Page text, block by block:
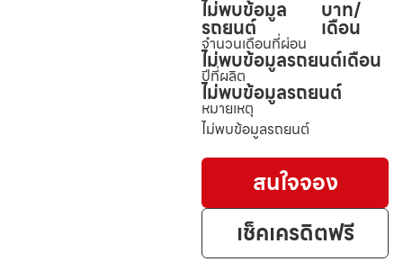
ไม่พบข้อมูล
รถยนต์
บาท/
เดือน
จำนวนเดือนที่ผ่อน
ไม่พบข้อมูลรถยนต์เดือน
ปีที่ผลิต
ไม่พบข้อมูลรถยนต์
หมายเหตุ
ไม่พบข้อมูลรถยนต์
สนใจจอง
เช็คเครดิตฟรี